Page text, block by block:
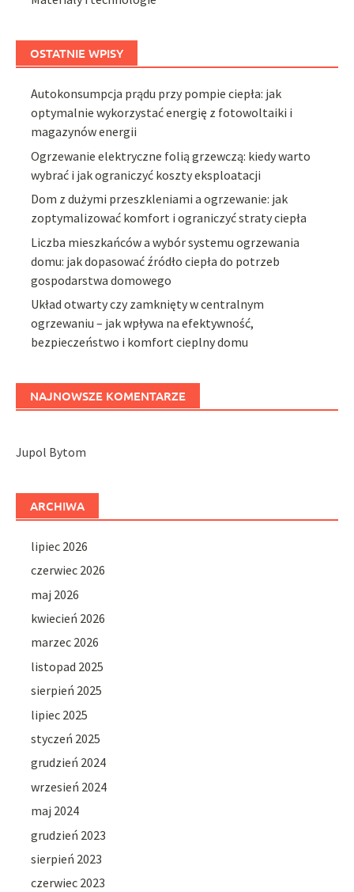
OSTATNIE WPISY
Autokonsumpcja prądu przy pompie ciepła: jak
optymalnie wykorzystać energię z fotowoltaiki i
magazynów energii
Ogrzewanie elektryczne folią grzewczą: kiedy warto
wybrać i jak ograniczyć koszty eksploatacji
Dom z dużymi przeszkleniami a ogrzewanie: jak
zoptymalizować komfort i ograniczyć straty ciepła
Liczba mieszkańców a wybór systemu ogrzewania
domu: jak dopasować źródło ciepła do potrzeb
gospodarstwa domowego
Układ otwarty czy zamknięty w centralnym
ogrzewaniu – jak wpływa na efektywność,
bezpieczeństwo i komfort cieplny domu
NAJNOWSZE KOMENTARZE
Jupol Bytom
ARCHIWA
lipiec 2026
czerwiec 2026
maj 2026
kwiecień 2026
marzec 2026
listopad 2025
sierpień 2025
lipiec 2025
styczeń 2025
grudzień 2024
wrzesień 2024
maj 2024
grudzień 2023
sierpień 2023
czerwiec 2023